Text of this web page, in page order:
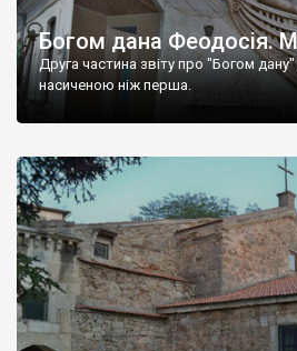
Богом дана Феодосія.
Друга частина звіту про "Богом
насиченою ніж перша.